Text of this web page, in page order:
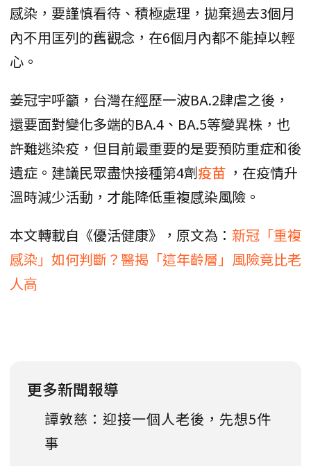
感染，要謹慎看待、積極處理，拋棄過去3個月
內不用匡列的舊觀念，在6個月內都不能掉以輕
心。
姜冠宇呼籲，台灣在經歷一波BA.2肆虐之後，
還要面對變化多端的BA.4、BA.5等變異株，也
許難逃染疫，但目前最重要的是要預防重症和後
遺症。建議民眾盡快接種第4劑疫苗 ，在疫情升
溫時減少活動，才能降低重複感染風險。
本文轉載自《優活健康》，原文為： 新冠「重複
感染」如何判斷？醫揭「這年齡層」風險竟比老
人高
更多新聞報導
譚敦慈：迎接一個人老後，先想5件
事